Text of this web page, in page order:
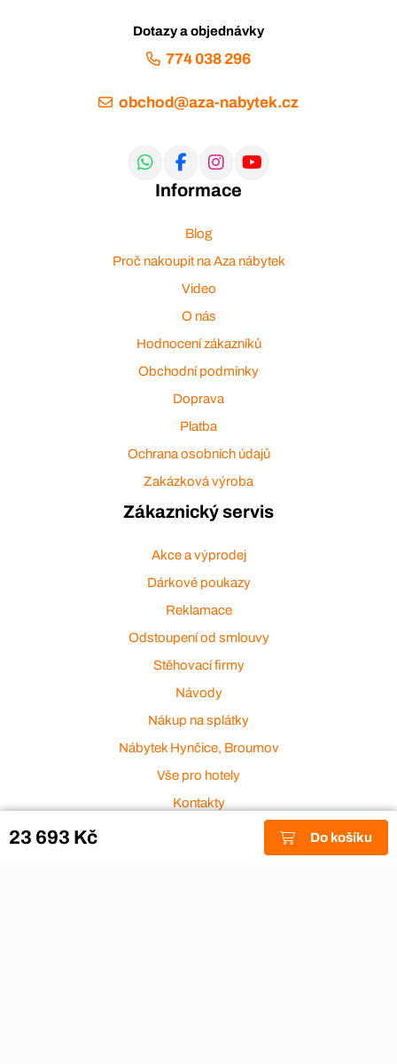
23 693 Kč Do košíku
Dotazy a objednávky
774 038 296
obchod@aza-nabytek.cz
Informace
Blog
Proč nakoupit na Aza nábytek
Video
O nás
Hodnocení zákazníků
Obchodní podmínky
Doprava
Platba
Ochrana osobních údajů
Zakázková výroba
Zákaznický servis
Akce a výprodej
Dárkové poukazy
Reklamace
Odstoupení od smlouvy
Stěhovací firmy
Návody
Nákup na splátky
Nábytek Hynčice, Broumov
Vše pro hotely
Kontakty
Přijímáme platební karty